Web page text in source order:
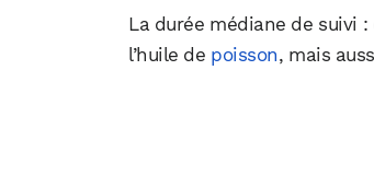
La durée médiane de suivi
l’huile de poisson, mais